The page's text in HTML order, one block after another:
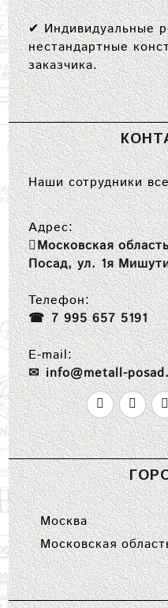
✔Индивидуальные
нестандартные
заказчика.
Наши сотрудники
Адрес:
Московская
Посад, ул. 1я
Телефон:
7 995 657 5191
E-mail:
info@metall-
Москва
Московская